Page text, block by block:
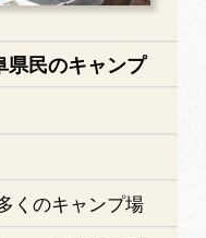
県民のキャンプ
くのキャンプ場